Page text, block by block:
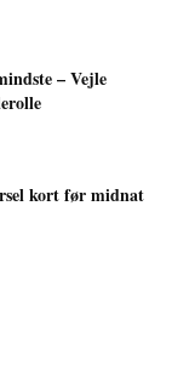
– Vejle
kort før midnat